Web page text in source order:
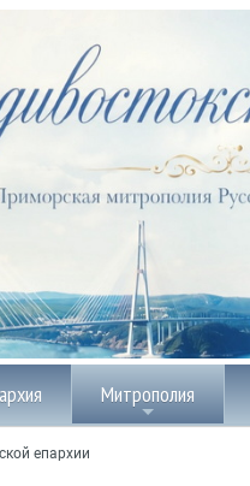
Митрополия
епархии